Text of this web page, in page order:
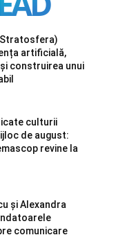
artificială,
construirea unui
culturii
de august:
revine la
și Alexandra
comunicare